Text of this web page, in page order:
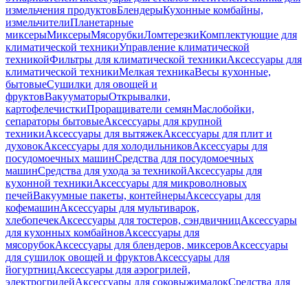
измельчения продуктовБлендерыКухонные комбайны,
измельчителиПланетарные
миксерыМиксерыМясорубкиЛомтерезкиКомплектующие для
климатической техникиУправление климатической
техникойФильтры для климатической техникиАксессуары для
климатической техникиМелкая техникаВесы кухонные,
бытовыеСушилки для овощей и
фруктовВакууматорыОткрывалки,
картофелечисткиПроращиватели семянМаслобойки,
сепараторы бытовыеАксессуары для крупной
техникиАксессуары для вытяжекАксессуары для плит и
духовокАксессуары для холодильниковАксессуары для
посудомоечных машинСредства для посудомоечных
машинСредства для ухода за техникойАксессуары для
кухонной техникиАксессуары для микроволновых
печейВакуумные пакеты, контейнерыАксессуары для
кофемашинАксессуары для мультиварок,
хлебопечекАксессуары для тостеров, сэндвичницАксессуары
для кухонных комбайновАксессуары для
мясорубокАксессуары для блендеров, миксеровАксессуары
для сушилок овощей и фруктовАксессуары для
йогуртницАксессуары для аэрогрилей,
электрогрилейАксессуары для соковыжималокСредства для